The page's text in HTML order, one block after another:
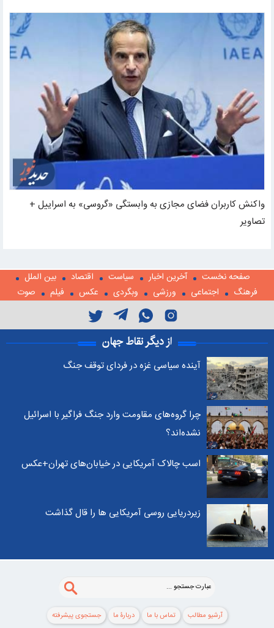
واکنش کاربران فضای مجازی به وابستگی «گروسی» به اسراییل +
تصاویر
صفحه نخست آخرین اخبار سیاست اقتصاد
بین الملل
فرهنگ
اجتماعی ورزشی وبگردی عکس فیلم صوت
از دیگر نقاط جهان
آینده سیاسی غزه در فردای توقف جنگ
چرا گروه‌های مقاومت وارد جنگ فراگیر با اسرائیل
نشده‌اند؟
اسب چالاک آمریکایی در خیابان‌های تهران+عکس
زیردریایی روسی آمریکایی ها را قال گذاشت
آرشیو مطالب تماس با ما دربارۀ ما جستجوی پيشرفته